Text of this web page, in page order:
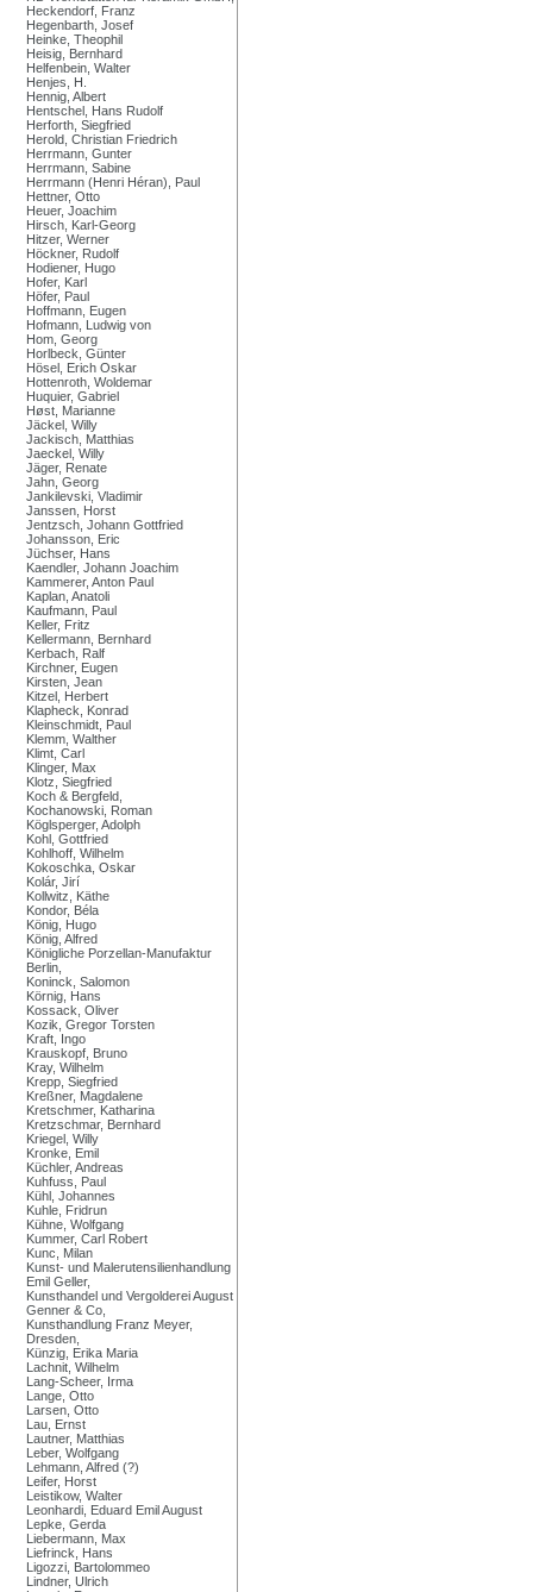
Heckendorf, Franz
Hegenbarth, Josef
Heinke, Theophil
Heisig, Bernhard
Helfenbein, Walter
Henjes, H.
Hennig, Albert
Hentschel, Hans Rudolf
Herforth, Siegfried
Herold, Christian Friedrich
Herrmann, Gunter
Herrmann, Sabine
Herrmann (Henri Héran), Paul
Hettner, Otto
Heuer, Joachim
Hirsch, Karl-Georg
Hitzer, Werner
Höckner, Rudolf
Hodiener, Hugo
Hofer, Karl
Höfer, Paul
Hoffmann, Eugen
Hofmann, Ludwig von
Hom, Georg
Horlbeck, Günter
Hösel, Erich Oskar
Hottenroth, Woldemar
Huquier, Gabriel
Høst, Marianne
Jäckel, Willy
Jackisch, Matthias
Jaeckel, Willy
Jäger, Renate
Jahn, Georg
Jankilevski, Vladimir
Janssen, Horst
Jentzsch, Johann Gottfried
Johansson, Eric
Jüchser, Hans
Kaendler, Johann Joachim
Kammerer, Anton Paul
Kaplan, Anatoli
Kaufmann, Paul
Keller, Fritz
Kellermann, Bernhard
Kerbach, Ralf
Kirchner, Eugen
Kirsten, Jean
Kitzel, Herbert
Klapheck, Konrad
Kleinschmidt, Paul
Klemm, Walther
Klimt, Carl
Klinger, Max
Klotz, Siegfried
Koch & Bergfeld,
Kochanowski, Roman
Köglsperger, Adolph
Kohl, Gottfried
Kohlhoff, Wilhelm
Kokoschka, Oskar
Kolár, Jirí
Kollwitz, Käthe
Kondor, Béla
König, Hugo
König, Alfred
Königliche Porzellan-Manufaktur
Berlin,
Koninck, Salomon
Körnig, Hans
Kossack, Oliver
Kozik, Gregor Torsten
Kraft, Ingo
Krauskopf, Bruno
Kray, Wilhelm
Krepp, Siegfried
Kreßner, Magdalene
Kretschmer, Katharina
Kretzschmar, Bernhard
Kriegel, Willy
Kronke, Emil
Küchler, Andreas
Kuhfuss, Paul
Kühl, Johannes
Kuhle, Fridrun
Kühne, Wolfgang
Kummer, Carl Robert
Kunc, Milan
Kunst- und Malerutensilienhandlung
Emil Geller,
Kunsthandel und Vergolderei August
Genner & Co,
Kunsthandlung Franz Meyer,
Dresden,
Künzig, Erika Maria
Lachnit, Wilhelm
Lang-Scheer, Irma
Lange, Otto
Larsen, Otto
Lau, Ernst
Lautner, Matthias
Leber, Wolfgang
Lehmann, Alfred (?)
Leifer, Horst
Leistikow, Walter
Leonhardi, Eduard Emil August
Lepke, Gerda
Liebermann, Max
Liefrinck, Hans
Ligozzi, Bartolommeo
Lindner, Ulrich